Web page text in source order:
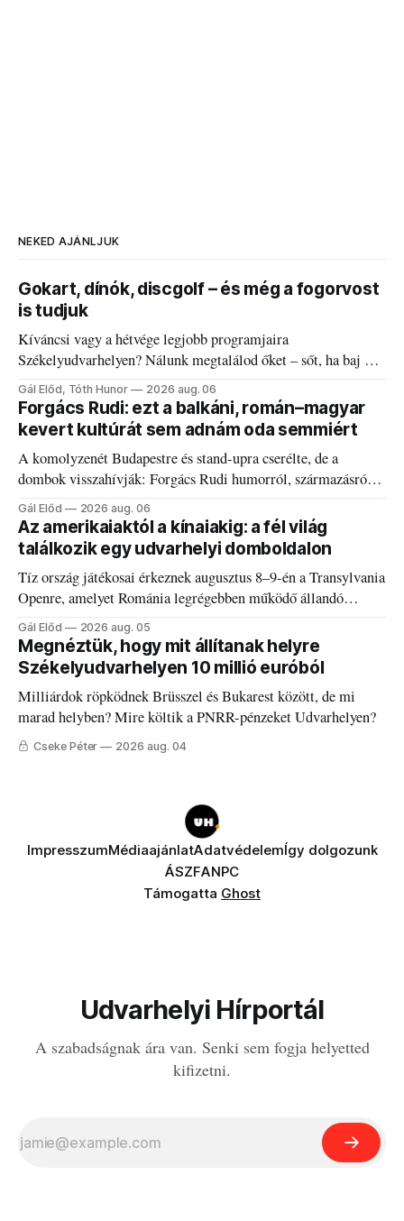
NEKED AJÁNLJUK
Gokart, dínók, discgolf – és még a fogorvost
is tudjuk
Kíváncsi vagy a hétvége legjobb programjaira
Székelyudvarhelyen? Nálunk megtalálod őket – sőt, ha baj van
a fogaddal, a fogorvosi ügyeletet is!
Gál Előd, Tóth Hunor 2026 aug. 06
Forgács Rudi: ezt a balkáni, román–magyar
kevert kultúrát sem adnám oda semmiért
A komolyzenét Budapestre és stand-upra cserélte, de a
dombok visszahívják: Forgács Rudi humorról, származásról
és határokról.
Gál Előd 2026 aug. 06
Az amerikaiaktól a kínaiakig: a fél világ
találkozik egy udvarhelyi domboldalon
Tíz ország játékosai érkeznek augusztus 8–9-én a Transylvania
Openre, amelyet Románia legrégebben működő állandó
discgolfpályáján rendeznek meg.
Gál Előd 2026 aug. 05
Megnéztük, hogy mit állítanak helyre
Székelyudvarhelyen 10 millió euróból
Milliárdok röpködnek Brüsszel és Bukarest között, de mi
marad helyben? Mire költik a PNRR-pénzeket Udvarhelyen?
Cseke Péter 2026 aug. 04
ImpresszumMédiaajánlatAdatvédelemÍgy dolgozunk
ÁSZFANPC
Támogatta Ghost
Udvarhelyi Hírportál
A szabadságnak ára van. Senki sem fogja helyetted
kifizetni.